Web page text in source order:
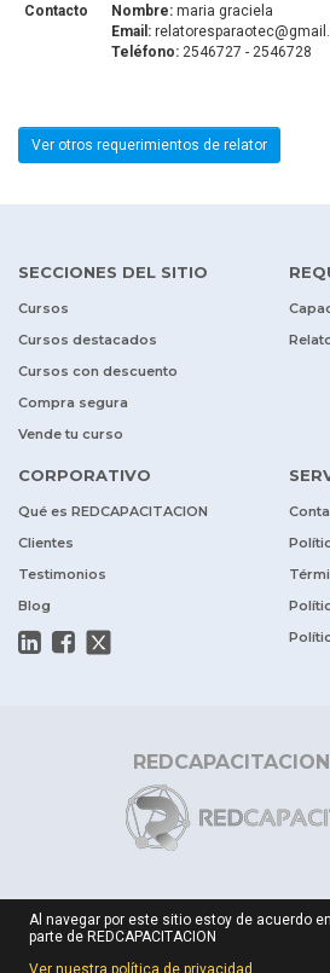
Contacto
Nombre: maria graciela
Email:
Teléfono: 2546727 - 2546728
Ver otros requerimientos de relator
SECCIONES DEL SITIO
Cursos
Cursos destacados
Cursos con descuento
Compra segura
Vende tu curso
CORPORATIVO
Qué es REDCAPACITACION
Clientes
Testimonios
Blog
Al navegar por este sitio estoy de acuerdo
parte de REDCAPACITACION
Ver nuestra política de privacidad